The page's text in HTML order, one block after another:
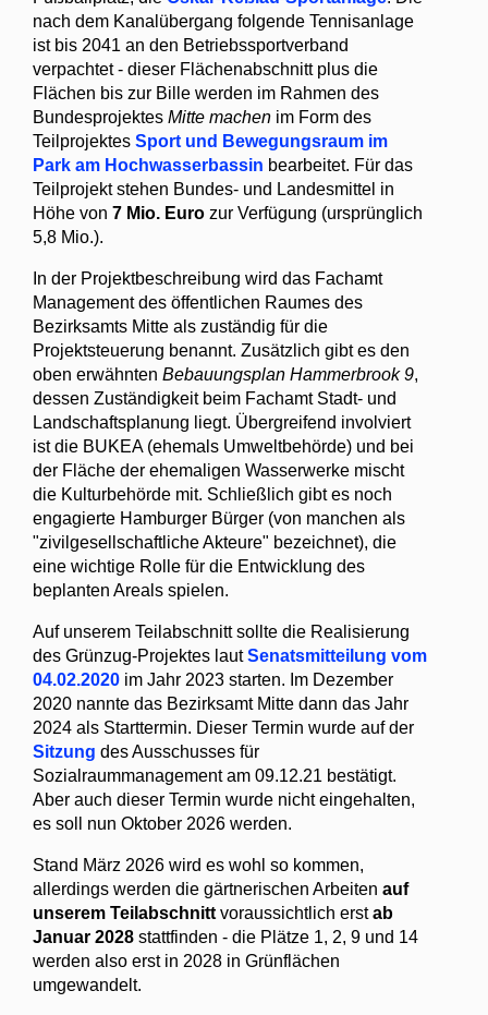
nach dem Kanalübergang folgende Tennisanlage
ist bis 2041 an den Betriebssportverband
verpachtet - dieser Flächenabschnitt plus die
Flächen bis zur Bille werden im Rahmen des
Bundesprojektes Mitte machen im Form des
Teilprojektes Sport und Bewegungsraum im
Park am Hochwasserbassin bearbeitet. Für das
Teilprojekt stehen Bundes- und Landesmittel in
Höhe von 7 Mio. Euro zur Verfügung (ursprünglich
5,8 Mio.).
In der Projektbeschreibung wird das Fachamt
Management des öffentlichen Raumes des
Bezirksamts Mitte als zuständig für die
Projektsteuerung benannt. Zusätzlich gibt es den
oben erwähnten Bebauungsplan Hammerbrook 9,
dessen Zuständigkeit beim Fachamt Stadt- und
Landschaftsplanung liegt. Übergreifend involviert
ist die BUKEA (ehemals Umweltbehörde) und bei
der Fläche der ehemaligen Wasserwerke mischt
die Kulturbehörde mit. Schließlich gibt es noch
engagierte Hamburger Bürger (von manchen als
"zivilgesellschaftliche Akteure" bezeichnet), die
eine wichtige Rolle für die Entwicklung des
beplanten Areals spielen.
Auf unserem Teilabschnitt sollte die Realisierung
des Grünzug-Projektes lautSenatsmitteilung vom
04.02.2020 im Jahr 2023 starten. Im Dezember
2020 nannte das Bezirksamt Mitte dann das Jahr
2024 als Starttermin. Dieser Termin wurde auf der
Sitzung des Ausschusses für
Sozialraummanagement am 09.12.21 bestätigt.
Aber auch dieser Termin wurde nicht eingehalten,
es soll nun Oktober 2026 werden.
Stand März 2026 wird es wohl so kommen,
allerdings werden die gärtnerischen Arbeiten auf
unserem Teilabschnitt voraussichtlich erstab
Januar 2028 stattfinden - die Plätze 1, 2, 9 und 14
werden also erst in 2028 in Grünflächen
umgewandelt.